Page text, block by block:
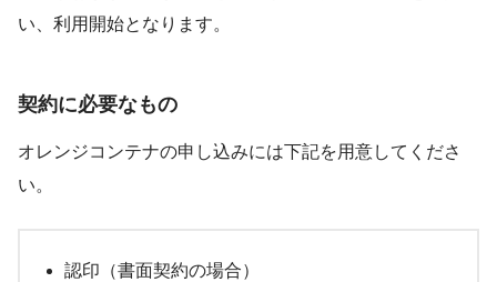
い、利用開始となります。
契約に必要なもの
オレンジコンテナの申し込みには下記を用意してくださ
い。
認印（書面契約の場合）